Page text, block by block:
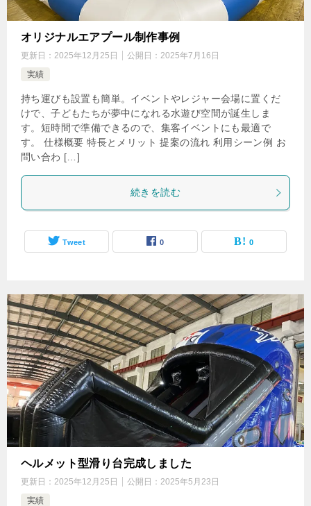
オリジナルエアプール制作事例
更新日： 2025年12月25日 公開日： 2025年7月16日
実績
持ち運びも設置も簡単。イベントやレジャー会場に置くだ
けで、子どもたちが夢中になれる水遊び空間が誕生しま
す。短時間で準備できるので、集客イベントにも最適で
す。 仕様概要 特長とメリット 提案の流れ 利用シーン例 お
問い合わ […]
続きを読む
Tweet 0 0
ヘルメット型滑り台完成しました
更新日： 2025年12月25日 公開日： 2025年5月23日
実績